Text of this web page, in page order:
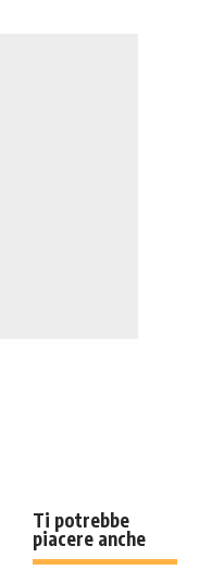
Ti potrebbe
piacere anche